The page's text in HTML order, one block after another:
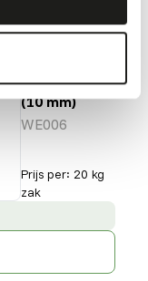
browser
(10 mm)
WE006
Prijs per: 20 kg
zak